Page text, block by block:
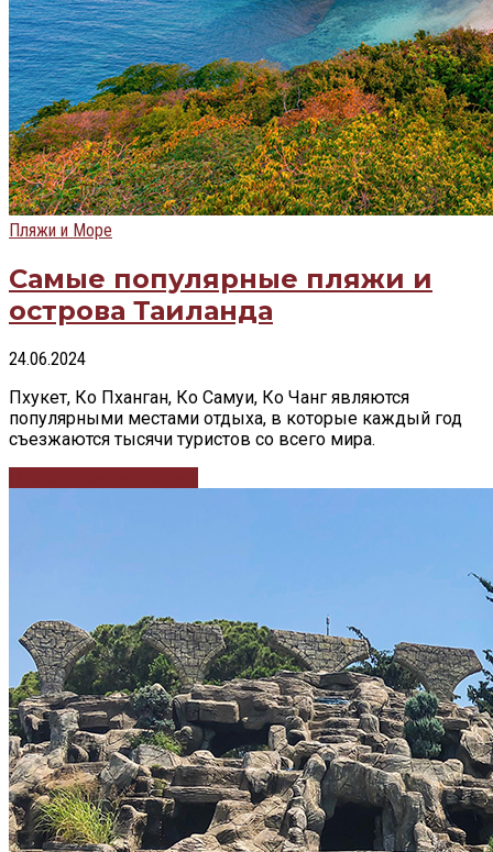
Пляжи и Море
Самые популярные пляжи и
острова Таиланда
24.06.2024
Пхукет, Ко Пханган, Ко Самуи, Ко Чанг являются
популярными местами отдыха, в которые каждый год
съезжаются тысячи туристов со всего мира.